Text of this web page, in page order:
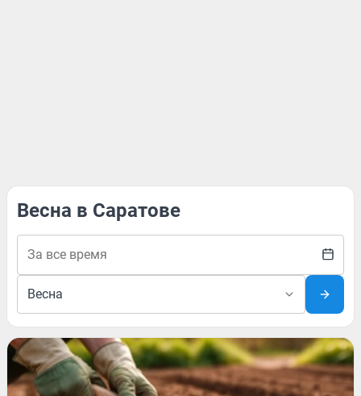
Весна в Саратове